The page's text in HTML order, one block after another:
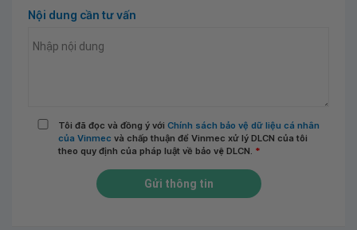
Nội dung cần tư vấn
Tôi đã đọc và đồng ý với Chính sách bảo vệ dữ liệu cá nhân
của Vinmec và chấp thuận để Vinmec xử lý DLCN của tôi
theo quy định của pháp luật về bảo vệ DLCN. *
Gửi thông tin